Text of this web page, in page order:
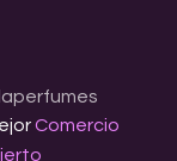
Comercio